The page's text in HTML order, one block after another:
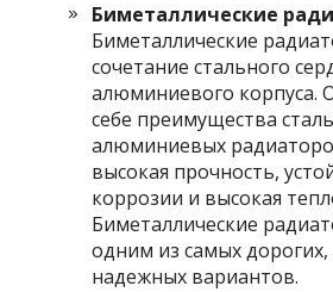
Биметаллические
Биметаллические
сочетание стального
алюминиевого корпуса.
себе преимущества
алюминиевых
высокая прочность,
коррозии и высокая
Биметаллические
одним из самых
надежных вариантов.